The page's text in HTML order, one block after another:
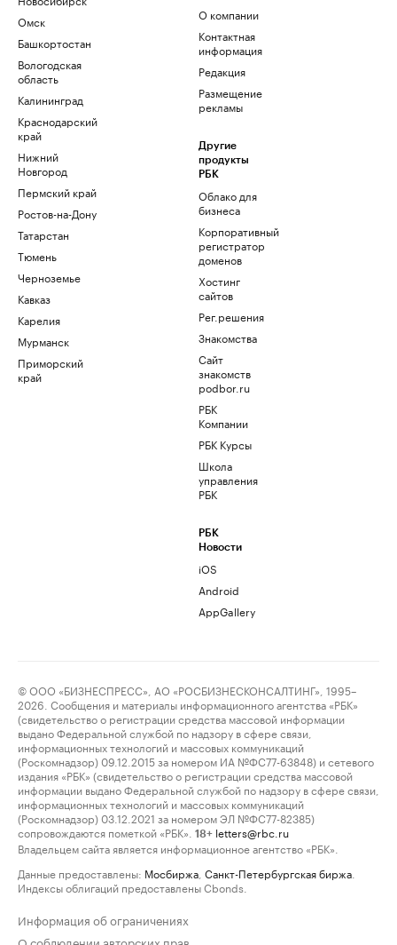
Омск
Башкортостан
Вологодская
область
Калининград
Краснодарский
край
Нижний
Новгород
Пермский край
Ростов-на-Дону
Татарстан
Тюмень
Черноземье
Кавказ
Карелия
Мурманск
Приморский
край
О компании
Контактная
информация
Редакция
Размещение
рекламы
Другие
продукты
РБК
Облако для
бизнеса
Корпоративный
регистратор
доменов
Хостинг
сайтов
Рег.решения
Знакомства
Сайт
знакомств
podbor.ru
РБК
Компании
РБК Курсы
Школа
управления
РБК
РБК
Новости
iOS
Android
AppGallery
© ООО «БИЗНЕСПРЕСС», АО «РОСБИЗНЕСКОНСАЛТИНГ», 1995–
2026. Сообщения и материалы информационного агентства «РБК»
(свидетельство о регистрации средства массовой информации
выдано Федеральной службой по надзору в сфере связи,
информационных технологий и массовых коммуникаций
(Роскомнадзор) 09.12.2015 за номером ИА №ФС77-63848) и сетевого
издания «РБК» (свидетельство о регистрации средства массовой
информации выдано Федеральной службой по надзору в сфере связи,
информационных технологий и массовых коммуникаций
(Роскомнадзор) 03.12.2021 за номером ЭЛ №ФС77-82385)
сопровождаются пометкой «РБК».
18+ letters@rbc.ru
Владельцем сайта является информационное агентство «РБК».
Данные предоставлены: Мосбиржа Санкт-Петербургская биржа
Индексы облигаций предоставлены Cbonds.
Информация об ограничениях
О соблюдении авторских прав